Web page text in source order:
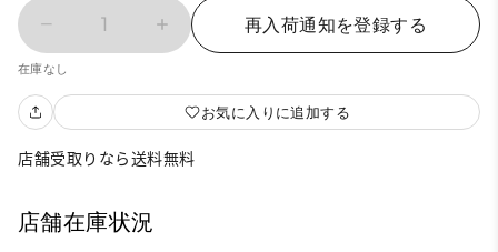
1 再入荷通知を登録する
在庫なし
お気に入りに追加する
店舗受取りなら送料無料
店舗在庫状況